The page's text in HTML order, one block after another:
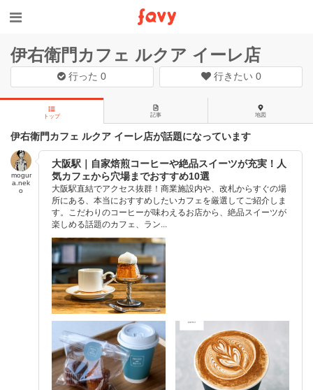
伊右衛門カフェ ルクア イーレ店
行った0 行きたい 0
トップ 記事 地図
伊右衛門カフェ ルクア イーレ店が話題になっています
mogur
a.nek
o
大阪駅｜自家焙煎コーヒーや絶品スイーツが充実！人
気カフェから穴場までおすすめ10選
大阪駅直結でアクセス抜群！商業施設内や、改札からすぐの場
所にある、本当におすすめしたいカフェを厳選してご紹介しま
す。こだわりのコーヒーが味わえるお店から、絶品スイーツが
楽しめる話題のカフェ、ラン...